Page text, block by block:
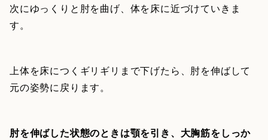
次にゆっくりと肘を曲げ、体を床に近づけていきま
す。
上体を床につくギリギリまで下げたら、肘を伸ばして
元の姿勢に戻ります。
肘を伸ばした状態のときは顎を引き、大胸筋をしっか